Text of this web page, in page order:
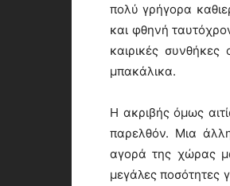
πολύ γρήγορα
και φθηνή
καιρικές
μπακάλικα.
Η ακριβής όμως
παρελθόν. Μια
αγορά της χώρας
μεγάλες ποσότητες